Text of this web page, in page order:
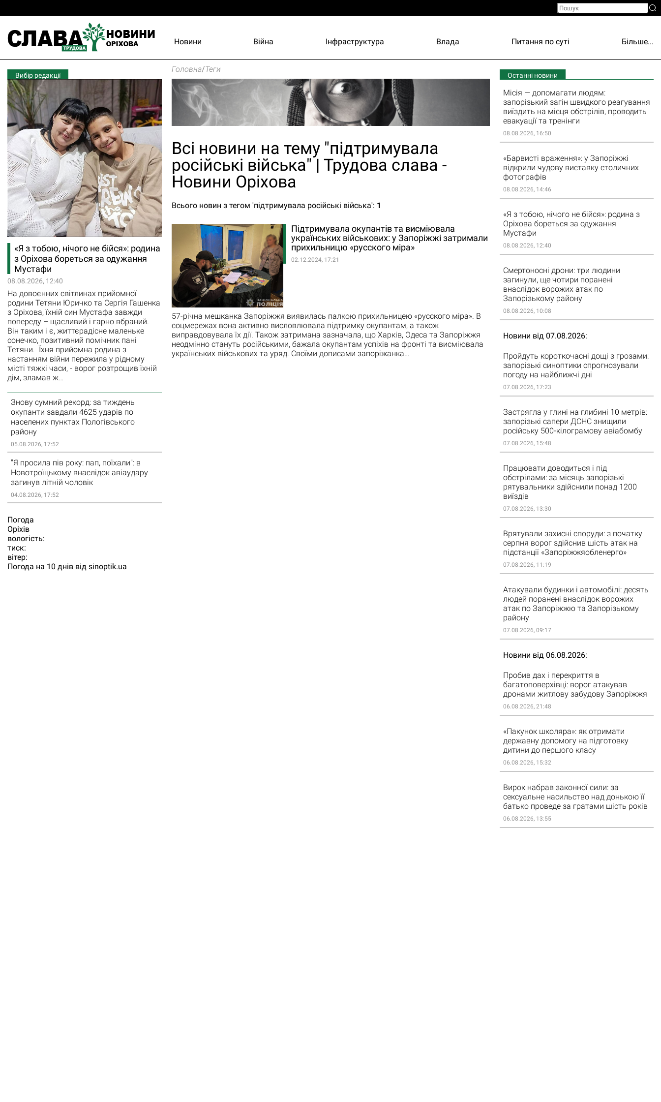
Новини Війна Інфраструктура Влада Питання по суті Більше...
Вибір редакції
«Я з тобою, нічого не бійся»: родина
з Оріхова бореться за одужання
Мустафи
08.08.2026, 12:40
На довоєнних світлинах прийомної
родини Тетяни Юричко та Сергія Гашенка
з Оріхова, їхній син Мустафа завжди
попереду – щасливий і гарно вбраний.
Він таким і є, життєрадісне маленьке
сонечко, позитивний помічник пані
Тетяни. Їхня прийомна родина з
настанням війни пережила у рідному
місті тяжкі часи, - ворог розтрощив їхній
дім, зламав ж…
Знову сумний рекорд: за тиждень
окупанти завдали 4625 ударів по
населених пунктах Пологівського
району
05.08.2026, 17:52
"Я просила пів року: пап, поїхали": в
Новотроїцькому внаслідок авіаудару
загинув літній чоловік
04.08.2026, 17:52
Погода
Орiхiв
вологість:
тиск:
вітер:
Погода на 10 днів від sinoptik.ua
Головна/Теги
Всі новини на тему "підтримувала
російські війська" | Трудова слава -
Новини Оріхова
Всього новин з тегом 'підтримувала російські війська': 1
Підтримувала окупантів та висміювала
українських військових: у Запоріжжі затримали
прихильницю «русского міра»
02.12.2024, 17:21
57-річна мешканка Запоріжжя виявилась палкою прихильницею «русского міра». В
соцмережах вона активно висловлювала підтримку окупантам, а також
виправдовувала їх дії. Також затримана зазначала, що Харків, Одеса та Запоріжжя
неодмінно стануть російськими, бажала окупантам успіхів на фронті та висміювала
українських військових та уряд. Своїми дописами запоріжанка…
Останні новини
Місія — допомагати людям:
запорізький загін швидкого реагування
виїздить на місця обстрілів, проводить
евакуації та тренінги
08.08.2026, 16:50
«Барвисті враження»: у Запоріжжі
відкрили чудову виставку столичних
фотографів
08.08.2026, 14:46
«Я з тобою, нічого не бійся»: родина з
Оріхова бореться за одужання
Мустафи
08.08.2026, 12:40
Смертоносні дрони: три людини
загинули, ще чотири поранені
внаслідок ворожих атак по
Запорізькому району
08.08.2026, 10:08
Новини від 07.08.2026
Пройдуть короткочасні дощі з грозами:
запорізькі синоптики спрогнозували
погоду на найближчі дні
07.08.2026, 17:23
Застрягла у глині на глибині 10 метрів:
запорізькі сапери ДСНС знищили
російську 500-кілограмову авіабомбу
07.08.2026, 15:48
Працювати доводиться і під
обстрілами: за місяць запорізькі
рятувальники здійснили понад 1200
виїздів
07.08.2026, 13:30
Врятували захисні споруди: з початку
серпня ворог здійснив шість атак на
підстанції «Запоріжжяобленерго»
07.08.2026, 11:19
Атакували будинки і автомобілі: десять
людей поранені внаслідок ворожих
атак по Запоріжжю та Запорізькому
району
07.08.2026, 09:17
Новини від 06.08.2026
Пробив дах і перекриття в
багатоповерхівці: ворог атакував
дронами житлову забудову Запоріжжя
06.08.2026, 21:48
«Пакунок школяра»: як отримати
державну допомогу на підготовку
дитини до першого класу
06.08.2026, 15:32
Вирок набрав законної сили: за
сексуальне насильство над донькою її
батько проведе за гратами шість років
06.08.2026, 13:55